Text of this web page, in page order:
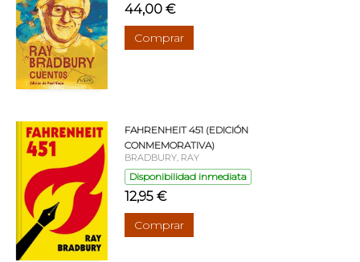
44,00 €
Comprar
FAHRENHEIT 451 (EDICIÓN
CONMEMORATIVA)
BRADBURY, RAY
Disponibilidad inmediata
12,95 €
Comprar